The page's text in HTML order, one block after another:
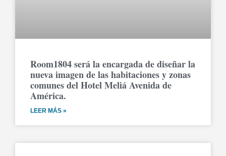
Room1804 será la encargada de diseñar la
nueva imagen de las habitaciones y zonas
comunes del Hotel Meliá Avenida de
América.
LEER MÁS »